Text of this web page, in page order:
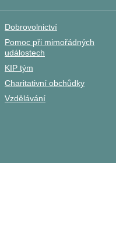
Dobrovolnictví
Pomoc při mimořádných
událostech
KIP tým
Charitativní obchůdky
Vzdělávání